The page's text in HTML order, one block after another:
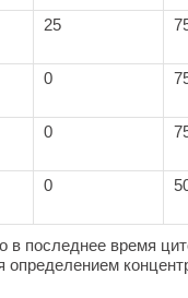
25
0
0
0
в последнее время
определением